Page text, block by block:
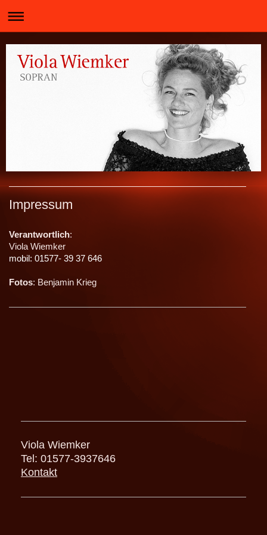
Impressum
Verantwortlich:
Viola Wiemker
mobil: 01577- 39 37 646
Fotos: Benjamin Krieg
Viola Wiemker
Tel: 01577-3937646
Kontakt